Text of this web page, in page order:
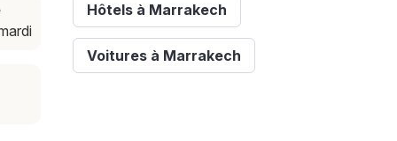
Hôtels à Marrakech
Voitures à Marrakech